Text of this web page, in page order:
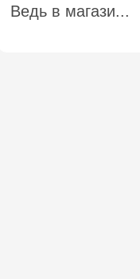
Ведь в магази...